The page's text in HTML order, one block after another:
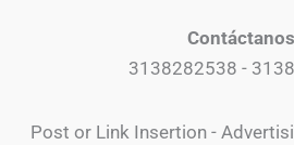
3138282538 -
Post or Link Insertion -